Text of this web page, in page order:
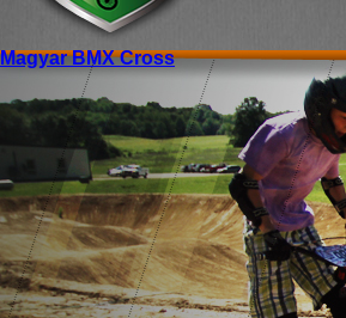
Magyar BMX Cross